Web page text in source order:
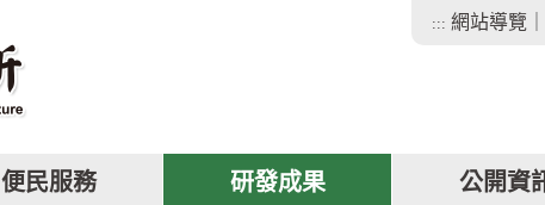
::: 網站導覽
便民服務 研發成果 公開資